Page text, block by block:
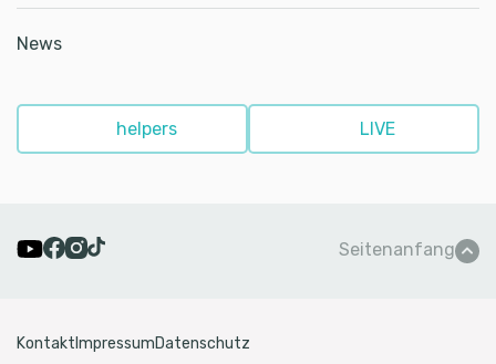
Was ist selpers
NewsBlog
Podcast
Termine
helpers LIVE
Seitenanfang
Kontakt ImpressumDatenschutz